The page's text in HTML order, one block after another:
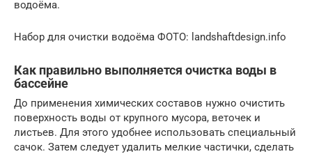
водоёма.
Набор для очистки водоёма ФОТО: landshaftdesign.info
Как правильно выполняется очистка воды в
бассейне
До применения химических составов нужно очистить
поверхность воды от крупного мусора, веточек и
листьев. Для этого удобнее использовать специальный
сачок. Затем следует удалить мелкие частички, сделать